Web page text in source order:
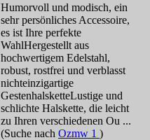
Humorvoll und modisch, ein
sehr persönliches Accessoire,
es ist Ihre perfekte
WahlHergestellt aus
hochwertigem Edelstahl,
robust, rostfrei und verblasst
nichteinzigartige
GestenhalsketteLustige und
schlichte Halskette, die leicht
zu Ihren verschiedenen Ou ...
(Suche nach Ozmw 1 )